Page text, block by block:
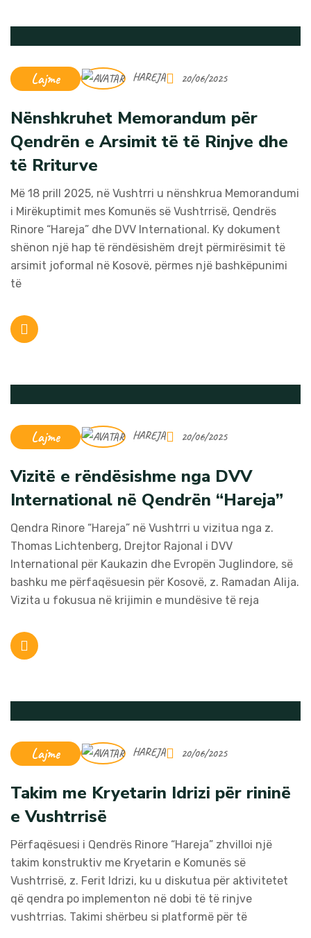
Lajme HAREJA 20/06/2025
Nënshkruhet Memorandum për
Qendrën e Arsimit të të Rinjve dhe
të Rriturve
Më 18 prill 2025, në Vushtrri u nënshkrua Memorandumi
i Mirëkuptimit mes Komunës së Vushtrrisë, Qendrës
Rinore “Hareja” dhe DVV International. Ky dokument
shënon një hap të rëndësishëm drejt përmirësimit të
arsimit joformal në Kosovë, përmes një bashkëpunimi
të
Lajme HAREJA 20/06/2025
Vizitë e rëndësishme nga DVV
International në Qendrën “Hareja”
Qendra Rinore “Hareja” në Vushtrri u vizitua nga z.
Thomas Lichtenberg, Drejtor Rajonal i DVV
International për Kaukazin dhe Evropën Juglindore, së
bashku me përfaqësuesin për Kosovë, z. Ramadan Alija.
Vizita u fokusua në krijimin e mundësive të reja
Lajme HAREJA 20/06/2025
Takim me Kryetarin Idrizi për rininë
e Vushtrrisë
Përfaqësuesi i Qendrës Rinore “Hareja” zhvilloi një
takim konstruktiv me Kryetarin e Komunës së
Vushtrrisë, z. Ferit Idrizi, ku u diskutua për aktivitetet
që qendra po implementon në dobi të të rinjve
vushtrrias. Takimi shërbeu si platformë për të